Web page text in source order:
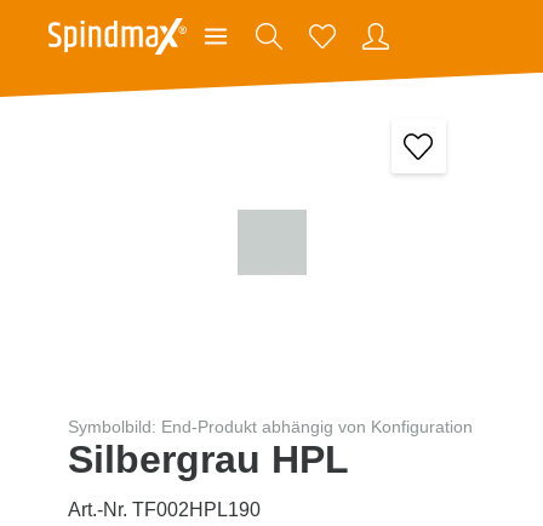
Symbolbild: End-Produkt abhängig von Konfiguration
Silbergrau HPL
Art.-Nr. TF002HPL190